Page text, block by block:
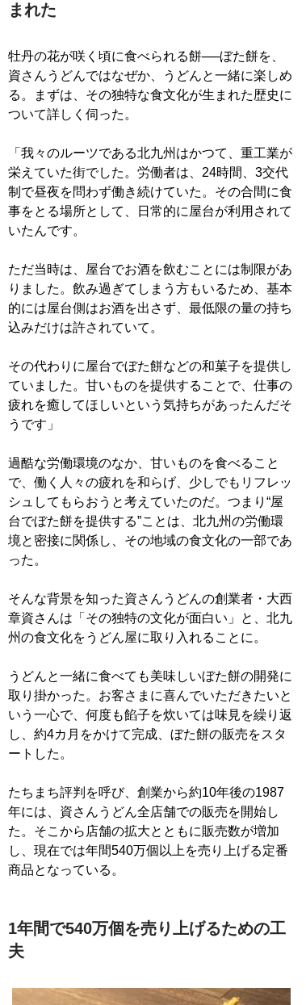
まれた
牡丹の花が咲く頃に食べられる餅──ぼた餅を、
資さんうどんではなぜか、うどんと一緒に楽しめ
る。まずは、その独特な食文化が生まれた歴史に
ついて詳しく伺った。
「我々のルーツである北九州はかつて、重工業が
栄えていた街でした。労働者は、24時間、3交代
制で昼夜を問わず働き続けていた。その合間に食
事をとる場所として、日常的に屋台が利用されて
いたんです。
ただ当時は、屋台でお酒を飲むことには制限があ
りました。飲み過ぎてしまう方もいるため、基本
的には屋台側はお酒を出さず、最低限の量の持ち
込みだけは許されていて。
その代わりに屋台でぼた餅などの和菓子を提供し
ていました。甘いものを提供することで、仕事の
疲れを癒してほしいという気持ちがあったんだそ
うです」
過酷な労働環境のなか、甘いものを食べること
で、働く人々の疲れを和らげ、少しでもリフレッ
シュしてもらおうと考えていたのだ。つまり“屋
台でぼた餅を提供する”ことは、北九州の労働環
境と密接に関係し、その地域の食文化の一部であ
った。
そんな背景を知った資さんうどんの創業者・大西
章資さんは「その独特の文化が面白い」と、北九
州の食文化をうどん屋に取り入れることに。
うどんと一緒に食べても美味しいぼた餅の開発に
取り掛かった。お客さまに喜んでいただきたいと
いう一心で、何度も餡子を炊いては味見を繰り返
し、約4カ月をかけて完成、ぼた餅の販売をスタ
ートした。
たちまち評判を呼び、創業から約10年後の1987
年には、資さんうどん全店舗での販売を開始し
た。そこから店舗の拡大とともに販売数が増加
し、現在では年間540万個以上を売り上げる定番
商品となっている。
1年間で540万個を売り上げるための工
夫